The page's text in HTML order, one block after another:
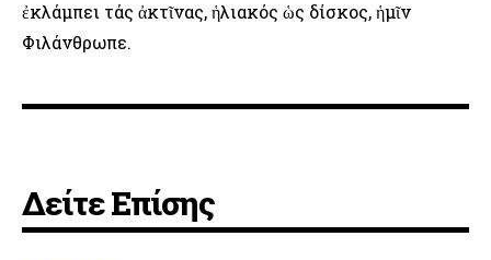
ἐκλάμπει τάς ἀκτῖνας, ἡλιακός ὡς δίσκος, ἡμῖν
Φιλάνθρωπε.
Δείτε Επίσης